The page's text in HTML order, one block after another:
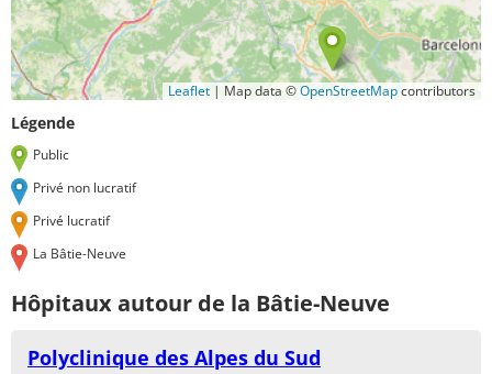
Leaflet | Map data ©OpenStreetMapcontributors
Légende
Public
Privé non lucratif
Privé lucratif
La Bâtie-Neuve
Hôpitaux autour de la Bâtie-Neuve
Polyclinique des Alpes du Sud